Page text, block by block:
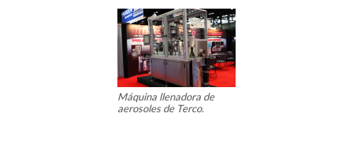
Máquina llenadora de
aerosoles de Terco.